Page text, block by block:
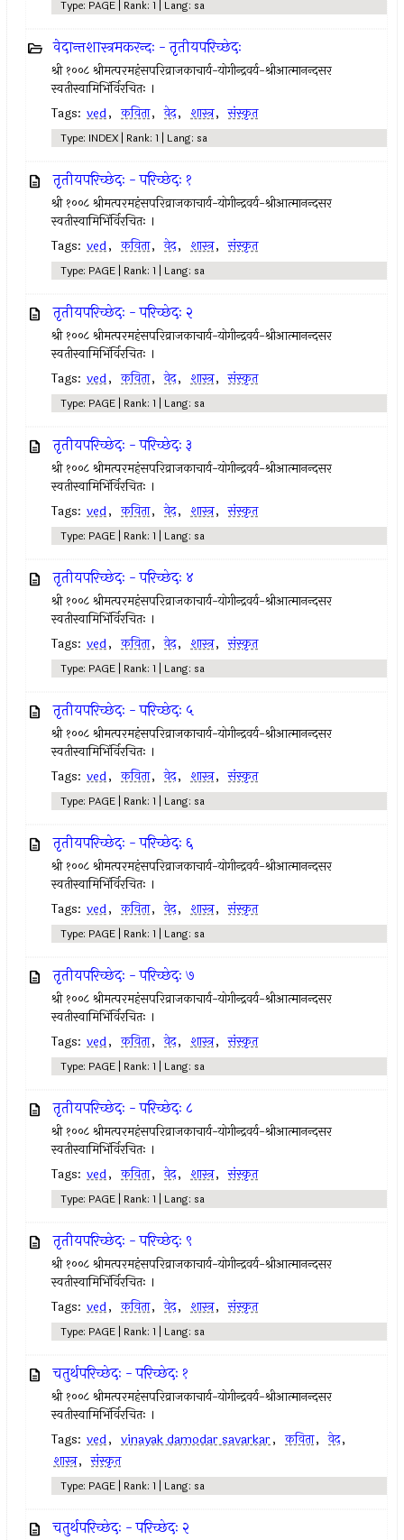
Type: PAGE | Rank: 1 | Lang: sa
वेदान्तशास्त्रमकरन्दः - तृतीयपरिच्छेदः
श्री १००८ श्रीमत्परमहंसपरिव्राजकाचार्य-योगीन्द्रवर्य-श्रीआत्मानन्दसर
स्वतीस्वामिभिंर्विरचितः ।
Tags: ved, कविता, वेद, शास्त्र, संस्कृत
Type: INDEX | Rank: 1 | Lang: sa
तृतीयपरिच्छेदः - परिच्छेदः १
श्री १००८ श्रीमत्परमहंसपरिव्राजकाचार्य-योगीन्द्रवर्य-श्रीआत्मानन्दसर
स्वतीस्वामिभिंर्विरचितः ।
Tags: ved, कविता, वेद, शास्त्र, संस्कृत
Type: PAGE | Rank: 1 | Lang: sa
तृतीयपरिच्छेदः - परिच्छेदः २
श्री १००८ श्रीमत्परमहंसपरिव्राजकाचार्य-योगीन्द्रवर्य-श्रीआत्मानन्दसर
स्वतीस्वामिभिंर्विरचितः ।
Tags: ved, कविता, वेद, शास्त्र, संस्कृत
Type: PAGE | Rank: 1 | Lang: sa
तृतीयपरिच्छेदः - परिच्छेदः ३
श्री १००८ श्रीमत्परमहंसपरिव्राजकाचार्य-योगीन्द्रवर्य-श्रीआत्मानन्दसर
स्वतीस्वामिभिंर्विरचितः ।
Tags: ved, कविता, वेद, शास्त्र, संस्कृत
Type: PAGE | Rank: 1 | Lang: sa
तृतीयपरिच्छेदः - परिच्छेदः ४
श्री १००८ श्रीमत्परमहंसपरिव्राजकाचार्य-योगीन्द्रवर्य-श्रीआत्मानन्दसर
स्वतीस्वामिभिंर्विरचितः ।
Tags: ved, कविता, वेद, शास्त्र, संस्कृत
Type: PAGE | Rank: 1 | Lang: sa
तृतीयपरिच्छेदः - परिच्छेदः ५
श्री १००८ श्रीमत्परमहंसपरिव्राजकाचार्य-योगीन्द्रवर्य-श्रीआत्मानन्दसर
स्वतीस्वामिभिंर्विरचितः ।
Tags: ved, कविता, वेद, शास्त्र, संस्कृत
Type: PAGE | Rank: 1 | Lang: sa
तृतीयपरिच्छेदः - परिच्छेदः ६
श्री १००८ श्रीमत्परमहंसपरिव्राजकाचार्य-योगीन्द्रवर्य-श्रीआत्मानन्दसर
स्वतीस्वामिभिंर्विरचितः ।
Tags: ved, कविता, वेद, शास्त्र, संस्कृत
Type: PAGE | Rank: 1 | Lang: sa
तृतीयपरिच्छेदः - परिच्छेदः ७
श्री १००८ श्रीमत्परमहंसपरिव्राजकाचार्य-योगीन्द्रवर्य-श्रीआत्मानन्दसर
स्वतीस्वामिभिंर्विरचितः ।
Tags: ved, कविता, वेद, शास्त्र, संस्कृत
Type: PAGE | Rank: 1 | Lang: sa
तृतीयपरिच्छेदः - परिच्छेदः ८
श्री १००८ श्रीमत्परमहंसपरिव्राजकाचार्य-योगीन्द्रवर्य-श्रीआत्मानन्दसर
स्वतीस्वामिभिंर्विरचितः ।
Tags: ved, कविता, वेद, शास्त्र, संस्कृत
Type: PAGE | Rank: 1 | Lang: sa
तृतीयपरिच्छेदः - परिच्छेदः ९
श्री १००८ श्रीमत्परमहंसपरिव्राजकाचार्य-योगीन्द्रवर्य-श्रीआत्मानन्दसर
स्वतीस्वामिभिंर्विरचितः ।
Tags: ved, कविता, वेद, शास्त्र, संस्कृत
Type: PAGE | Rank: 1 | Lang: sa
चतुर्थपरिच्छेदः - परिच्छेदः १
श्री १००८ श्रीमत्परमहंसपरिव्राजकाचार्य-योगीन्द्रवर्य-श्रीआत्मानन्दसर
स्वतीस्वामिभिंर्विरचितः ।
Tags: ved, vinayak damodar savarkar, कविता, वेद,
शास्त्र, संस्कृत
Type: PAGE | Rank: 1 | Lang: sa
चतुर्थपरिच्छेदः - परिच्छेदः २